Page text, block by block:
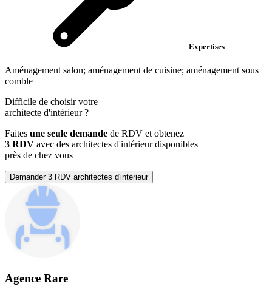
Expertises
Aménagement salon; aménagement de cuisine; aménagement sous
comble
Difficile de choisir votre
architecte d'intérieur?
Faites une seule demande de RDV et obtenez
3 RDV avec des architectes d'intérieur disponibles
près de chez vous
Demander 3 RDV architectes d'intérieur
Agence Rare